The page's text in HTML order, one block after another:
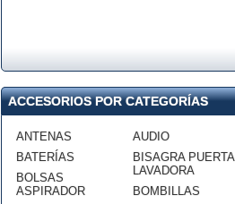
ACCESORIOS POR CATEGORÍAS
ANTENAS
BATERÍAS
BOLSAS
ASPIRADOR
AUDIO
BISAGRA PUERTA
LAVADORA
BOMBILLAS